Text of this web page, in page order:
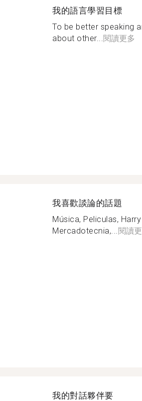
我的語言學習目標
To be better speaking
about other...閱讀更多
我喜歡談論的話題
Música, Peliculas,
Mercadotecnia,...閱讀
我的對話夥伴要